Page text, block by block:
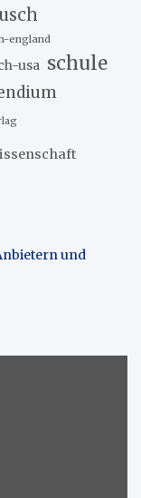
england
usa schule
und